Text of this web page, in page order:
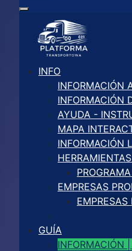
INFO
INFORMACIÓN
INFORMACIÓN
AYUDA -
MAPA
INFORMACIÓN
EMPRESAS
EMPRESAS
GUÍA
INFORMACIÓN